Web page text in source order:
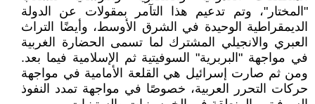
"المختار"، وتم تدعيم هذا التآمر بمقولات عن الدولة
الديمقراطية الوحيدة في الشرق الأوسط، وأيضًا التراث
العبري والانجيلي المشترك لما تسمى الحضارة الغربية
في مواجهة "البربرية" السوفيتية ثم الإسلامية فيما بعد.
ومن ثم صارت إسرائيل هي القلعة الأمامية في مواجهة
حركات التحرر العربية، خصوصًا في مواجهة تمدد النفوذ